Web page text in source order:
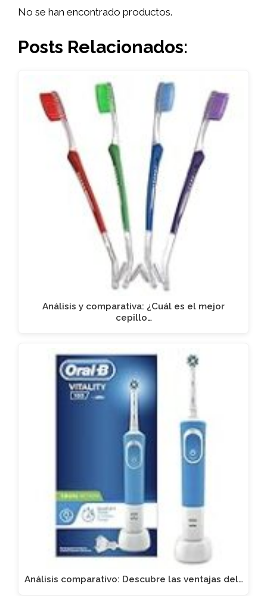
No se han encontrado productos.
Posts Relacionados:
Análisis y comparativa: ¿Cuál es el mejor
cepillo…
Análisis comparativo: Descubre las ventajas del…